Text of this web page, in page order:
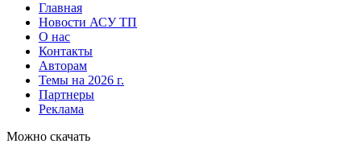
Главная
Новости АСУ ТП
О нас
Контакты
Авторам
Темы на 2026 г.
Партнеры
Реклама
Можно скачать